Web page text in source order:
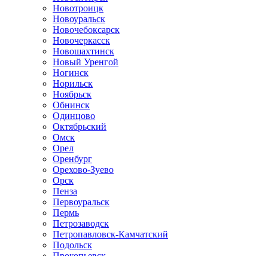
Новотроицк
Новоуральск
Новочебоксарск
Новочеркасск
Новошахтинск
Новый Уренгой
Ногинск
Норильск
Ноябрьск
Обнинск
Одинцово
Октябрьский
Омск
Орел
Оренбург
Орехово-Зуево
Орск
Пенза
Первоуральск
Пермь
Петрозаводск
Петропавловск-Камчатский
Подольск